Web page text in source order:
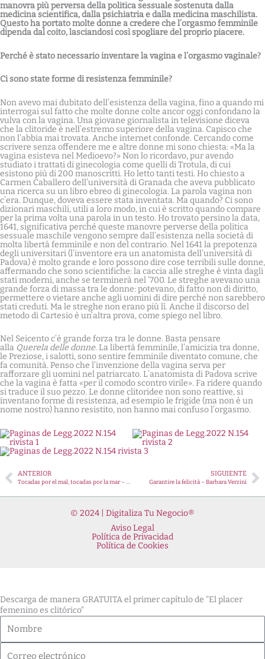
manovra più perversa della politica sessuale sostenuta dalla
medicina scientifica, dalla psichiatria e dalla medicina maschilista.
Questo ha portato molte donnea credere che l’orgasmo femminile
dipenda dal coito, lasciandosi così spogliare del proprio piacere.
Perché è stato necessario inventare la vagina e l’orgasmo vaginale?
Ci sono state forme di resistenza femminile?
Non avevo mai dubitato dell’esistenza della vagina, fino a quando mi
interrogai sul fatto che molte donne colte ancor oggi confondano la
vulva con la vagina. Una giovane giornalista in televisione diceva
che la clitoride è nell’estremo superiore della vagina. Capisco che
non l’abbia mai trovata. Anche internet confonde. Cercando come
scrivere senza offendere me e altre donne mi sono chiesta: «Ma la
vagina esisteva nel Medioevo?» Non lo ricordavo, pur avendo
studiato i trattati di ginecologia come quelli di Trotula, di cui
esistono più di 200 manoscritti. Ho letto tanti testi. Ho chiesto a
Carmen Caballero dell’università di Granada che aveva pubblicato
una ricerca su un libro ebreo di ginecologia. La parola vagina non
c’era. Dunque, doveva essere stata inventata. Ma quando? Ci sono
dizionari maschili, utili a loro modo, in cui è scritto quando compare
per la prima volta una parola in un testo. Ho trovato persino la data,
1641, significativa perché queste manovre perverse della politica
sessuale maschile vengono sempre dall’esistenza nella società di
molta libertà femminile e non del contrario. Nel 1641 la prepotenza
degli universitari (l’inventore era un anatomista dell’università di
Padova) è molto grande e loro possono dire cose terribili sulle donne,
affermando che sono scientifiche: la caccia alle streghe è vinta dagli
stati moderni, anche se terminerà nel ’700. Le streghe avevano una
grande forza di massa tra le donne: potevano, di fatto non di diritto,
permettere o vietare anche agli uomini di dire perché non sarebbero
stati creduti. Ma le streghe non erano più lì. Anche il discorso del
metodo di Cartesio è un’altra prova, come spiego nel libro.
Nel Seicento c’è grande forza tra le donne. Basta pensare
alla Querela delle donne. La libertà femminile, l’amicizia tra donne,
le Preziose, i salotti, sono sentire femminile diventato comune, che
fa comunità. Penso che l’invenzione della vagina serva per
rafforzare gli uomini nel patriarcato. L’anatomista di Padova scrive
che la vagina è fatta «per il comodo scontro virile». Fa ridere quando
si traduce il suo pezzo. Le donne clitoridee non sono reattive, si
inventano forme di resistenza, ad esempio le frigide (ma non è un
nome nostro) hanno resistito, non hanno mai confuso l’orgasmo.
AntANTERIOR
Tocadas por el mal, tocadas por la mar – Antonietta Potente
SIGUIENTE
Garantire la felicità – Barbara Verzini
© 2024 | Digitaliza Tu Negocio®
Aviso Legal
Política de Privacidad
Política de Cookies
Descarga de manera GRATUITA el primer capítulo de "El placer
femenino es clitórico"
Nombre
Correo
electrónico